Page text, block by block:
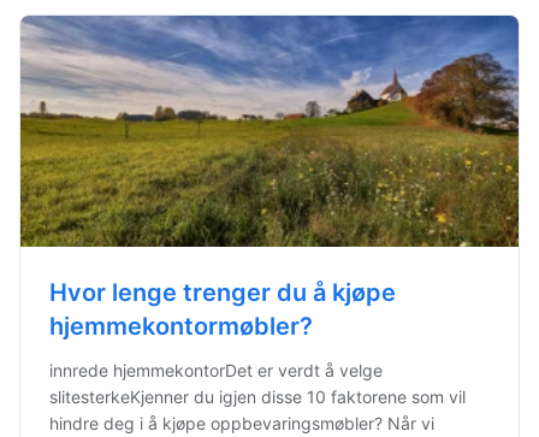
Hvor lenge trenger du å kjøpe
hjemmekontormøbler?
innrede hjemmekontorDet er verdt å velge
slitesterkeKjenner du igjen disse 10 faktorene som vil
hindre deg i å kjøpe oppbevaringsmøbler? Når vi